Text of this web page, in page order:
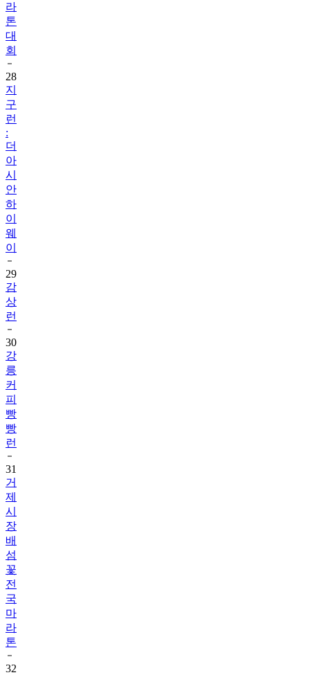
라
톤
대
회
28
지
구
런
:
더
아
시
안
하
이
웨
이
29
감
상
런
30
강
릉
커
피
빵
빵
런
31
거
제
시
장
배
섬
꽃
전
국
마
라
톤
32